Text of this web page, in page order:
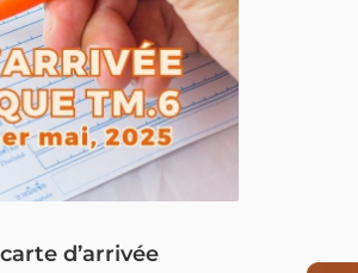
c’est ainsi découvrir
postale – c’est entrer
de respect. Zoom sur
de la culture
d’arrivée